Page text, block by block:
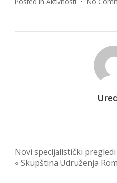
Post
navigation
Novi specijalistički pregledi
« Skupština Udruženja